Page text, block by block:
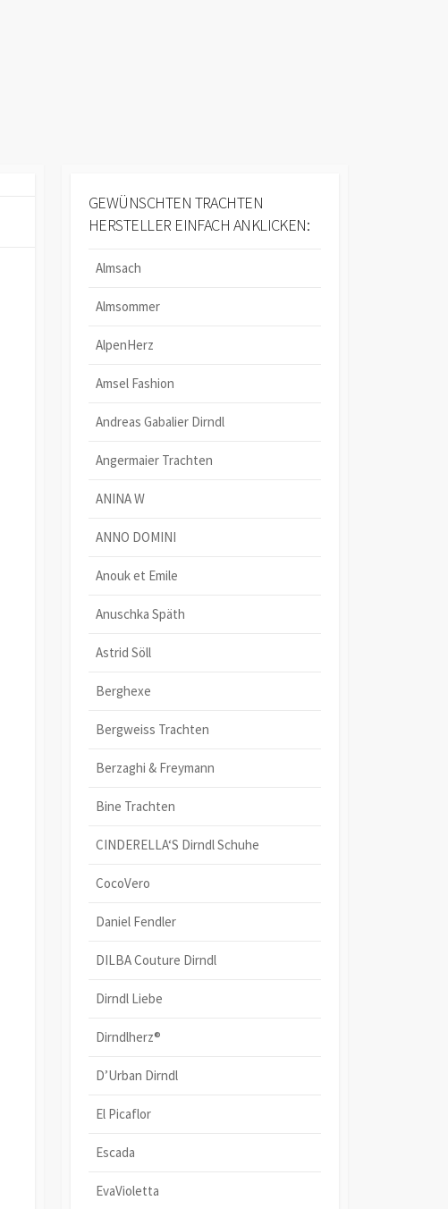
GEWÜNSCHTEN TRACHTEN
HERSTELLER EINFACH ANKLICKEN:
Almsach
Almsommer
AlpenHerz
Amsel Fashion
Andreas Gabalier Dirndl
Angermaier Trachten
ANINA W
ANNO DOMINI
Anouk et Emile
Anuschka Späth
Astrid Söll
Berghexe
Bergweiss Trachten
Berzaghi & Freymann
Bine Trachten
CINDERELLA‘S Dirndl Schuhe
CocoVero
Daniel Fendler
DILBA Couture Dirndl
Dirndl Liebe
Dirndlherz®
D’Urban Dirndl
El Picaflor
Escada
EvaVioletta